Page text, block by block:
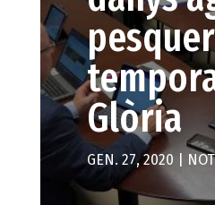
Glòria
GEN. 27, 2020